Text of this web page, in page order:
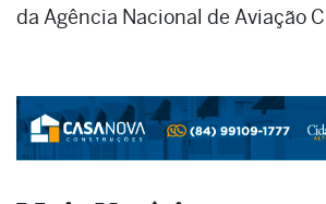
da Agência Nacional de Aviação